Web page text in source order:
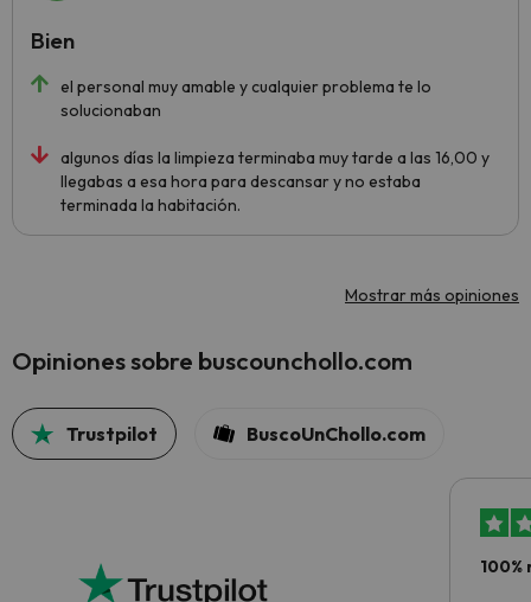
el personal muy amable y cualquier problema te lo
solucionaban
algunos días la limpieza terminaba muy tarde a las 16,00 y
llegabas a esa hora para descansar y no estaba
terminada la habitación.
Bien
Mostrar más opiniones
Opiniones sobre buscounchollo.com
Trustpilot BuscoUnChollo.com